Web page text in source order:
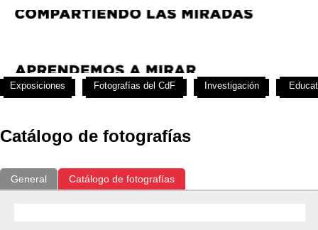
Catálogo de fotografías
General Catálogo de fotografías
Exposiciones Fotografías del CdF Investigación